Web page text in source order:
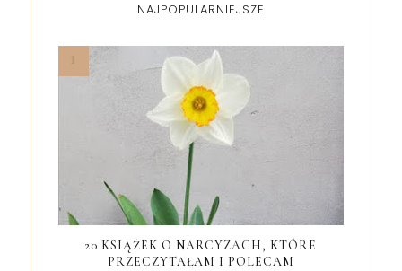
NAJPOPULARNIEJSZE
20 KSIĄŻEK O NARCYZACH, KTÓRE
PRZECZYTAŁAM I POLECAM